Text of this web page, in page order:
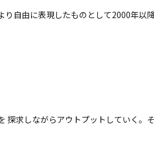
自由に表現したものとして2000年以
探求しながらアウトプットしていく。